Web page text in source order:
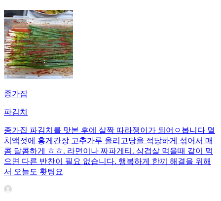
종가집
파김치
종가집 파김치를 맛본 후에 살짝 따라쟁이가 되어ㅇ봅니다 멸
치액젓에 홍게간장 고추가루 올리고당을 적당하게 섞어서 매
콤 달콤하게 ㅎㅎ. 라면이나 짜파게티. 삼겹살 먹을때 같이 먹
으면 다른 반찬이 필요 없습니다. 행복하게 한끼 해결을 위해
서 오늘도 홧팅요